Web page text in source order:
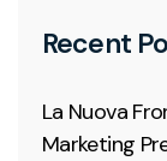
Recent
La Nuova
Marketing